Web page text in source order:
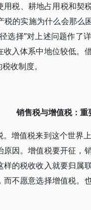
税、耕地占用税和契
的实施为什么会那么
选择”对上述问题作了
入体系中地位较低。
收制度。
销售税与增值税：重
增值税来到这个世界
因。增值税要开征，
的税收收入就要归属
不愿意选择增值税。